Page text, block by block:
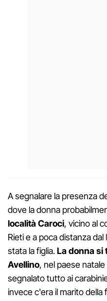
A segnalare la presenza
dove la donna
località Caroci, vicino al
Rieti e a poca distanza
stata la figlia.La donna si
Avellino, nel paese
segnalato tutto ai
invece c'era il marito della